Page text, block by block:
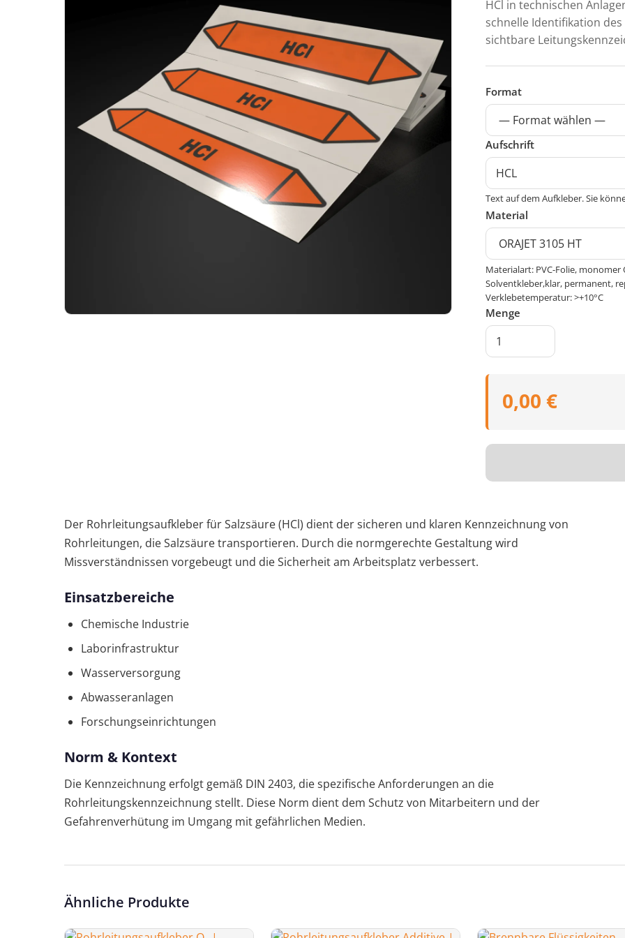
HCl in technischen
schnelle Identifikation
sichtbare
Format
Aufschrift
Text auf dem Aufkleber. Sie
Material
Materialart: PVC-Folie, monomer
Solventkleber,klar, permanent,
Verklebetemperatur: >+10°C
Menge
0,00 €
Der Rohrleitungsaufkleber für Salzsäure (HCl) dient der sicheren und klaren Kennzeichnung von
Rohrleitungen, die Salzsäure transportieren. Durch die normgerechte Gestaltung wird
Missverständnissen vorgebeugt und die Sicherheit am Arbeitsplatz verbessert.
Einsatzbereiche
Chemische Industrie
Laborinfrastruktur
Wasserversorgung
Abwasseranlagen
Forschungseinrichtungen
Norm & Kontext
Die Kennzeichnung erfolgt gemäß DIN 2403, die spezifische Anforderungen an die
Rohrleitungskennzeichnung stellt. Diese Norm dient dem Schutz von Mitarbeitern und der
Gefahrenverhütung im Umgang mit gefährlichen Medien.
Ähnliche Produkte